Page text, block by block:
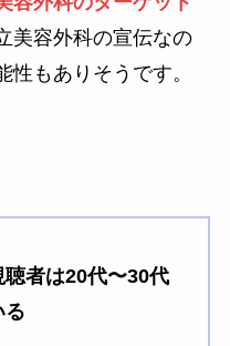
美容外科の宣伝なの
もありそうです。
者は20代〜30代
る